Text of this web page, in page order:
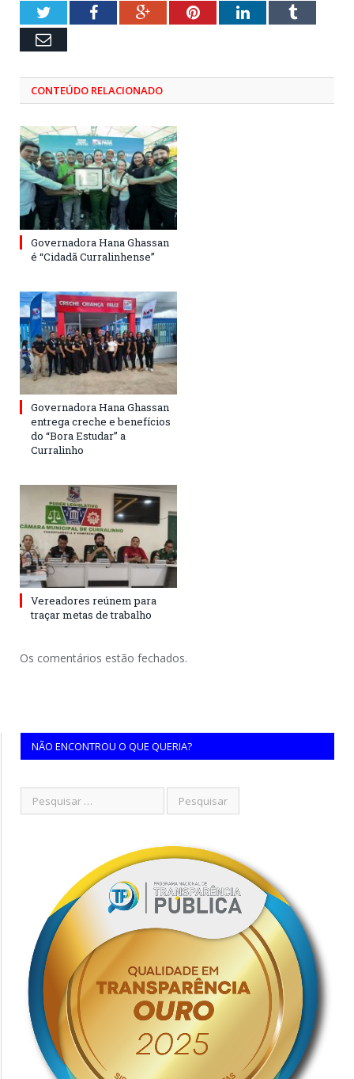
TwitterFacebookGoogle+PinterestLinkedInTumblr
Email
CONTEÚDO RELACIONADO
Governadora Hana Ghassan
é “Cidadã Curralinhense”
Governadora Hana Ghassan
entrega creche e benefícios
do “Bora Estudar” a
Curralinho
Vereadores reúnem para
traçar metas de trabalho
Os comentários estão fechados.
NÃO ENCONTROU O QUE QUERIA?